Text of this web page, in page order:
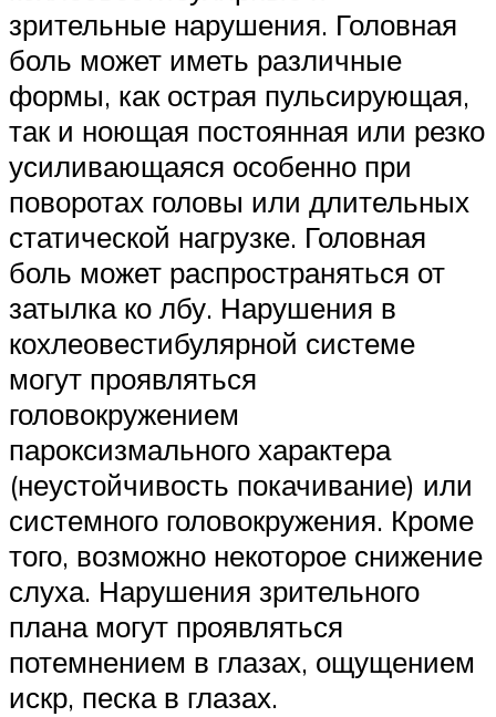
зрительные нарушения. Головная
боль может иметь различные
формы, как острая пульсирующая,
так и ноющая постоянная или резко
усиливающаяся особенно при
поворотах головы или длительных
статической нагрузке. Головная
боль может распространяться от
затылка ко лбу. Нарушения в
кохлеовестибулярной системе
могут проявляться
головокружением
пароксизмального характера
(неустойчивость покачивание) или
системного головокружения. Кроме
того, возможно некоторое снижение
слуха. Нарушения зрительного
плана могут проявляться
потемнением в глазах, ощущением
искр, песка в глазах.